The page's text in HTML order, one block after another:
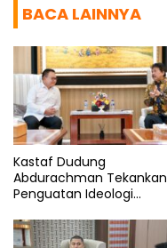
BACA LAINNYA
Kastaf Dudung
Abdurachman Tekankan
Penguatan Ideologi